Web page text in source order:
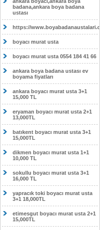
badana,ankara boya badana
ustası
https://
boyacı murat usta
boyacı murat usta 0554 184 41 66
ankara boya badana ustası ev
boyama fiyatları
ankara boyacı murat usta 3+1
15,000 TL
eryaman boyacı murat usta 2+1
13,000TL
batıkent boyacı murat usta 3+1
15,000TL
dikmen boyacı murat usta 1+1
10,000 TL
sokullu boyacı murat usta 3+1
16,000 TL
yapracık toki boyacı murat usta
3+1 18,000TL
etimesgut boyacı murat usta 2+1
15,000TL